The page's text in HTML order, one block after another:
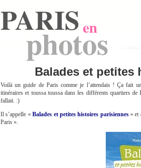
PARISen
photos
Balades et petites
Voilà un guide de Paris comme je l’attendais ! Ça fait
itinéraires et toussa toussa dans les différents quartiers
fallait. :)
Il s’appelle «Balades et petites histoires parisiennes» et
Paris ».